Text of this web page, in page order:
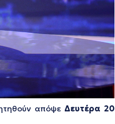
απόψε Δευτέρα 20